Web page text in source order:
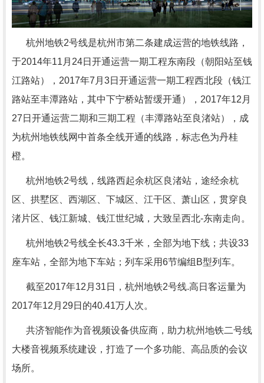
杭州地铁2号线是杭州市第二条建成运营的地铁线路，
于2014年11 月 24日开通运营一期工程东南段（朝阳站至钱
江路站）， 2017年7 月 3日开通运营一期工程西北段（钱江
路站至丰潭路站，其中下宁桥站暂缓开通）， 2017年12 月
27 日开通运营二期和三期工程（丰潭路站至良渚站），成
为杭州地铁线网中首条全线开通的线路，标志色为丹桂
橙。
杭州地铁2号线，线路西起余杭区良渚站，途经余杭
区、拱墅区、西湖区、下城区、江干区、萧山区，贯穿良
渚片区、钱江新城、钱江世纪城，大致呈西北-东南走向。
杭州地铁2号线全长43.3千米，全部为地下线；共设33
座车站，全部为地下车站；列车采用6节编组 B型列车。
截至2017年12 月 31 日，杭州地铁2号线.高日客运量为
2017年12 月 29日的40.41万人次。
共济智能作为音视频设备供应商，助力杭州地铁二号线
大楼音视频系统建设，打造了一个多功能、高品质的会议
场所。